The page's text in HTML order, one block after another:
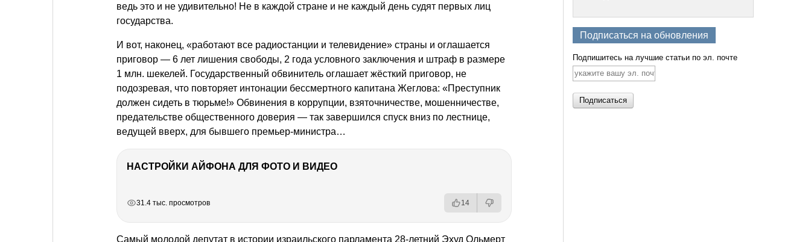
ведь это и не удивительно! Не в каждой стране и не каждый день судят первых лиц
государства.
И вот, наконец, «работают все радиостанции и телевидение» страны и оглашается
приговор — 6 лет лишения свободы, 2 года условного заключения и штраф в размере
1 млн. шекелей. Государственный обвинитель оглашает жёсткий приговор, не
подозревая, что повторяет интонации бессмертного капитана Жеглова: «Преступник
должен сидеть в тюрьме!» Обвинения в коррупции, взяточничестве, мошенничестве,
предательстве общественного доверия — так завершился спуск вниз по лестнице,
ведущей вверх, для бывшего премьер-министра…
НАСТРОЙКИ АЙФОНА ДЛЯ ФОТО И ВИДЕО
31.4 тыс. просмотров 14
Самый молодой депутат в истории израильского парламента 28-летний Эхуд Ольмерт
Подписаться на обновления
Подпишитесь на лучшие статьи по эл. почте